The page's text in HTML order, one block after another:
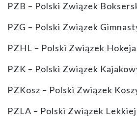
PZB – Polski Związek
PZG – Polski Związek
PZHL – Polski Związek
PZK – Polski Związek
PZKosz – Polski Związek
PZLA – Polski Związek